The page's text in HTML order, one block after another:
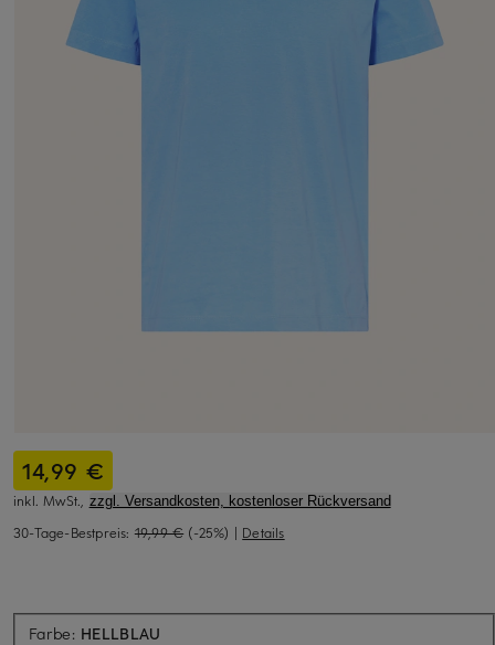
14,99 €
inkl. MwSt., zzgl. Versandkosten, kostenloser Rückversand
30-Tage-Bestpreis: 19,99 € (-25%) | Details
Farbe: HELLBLAU